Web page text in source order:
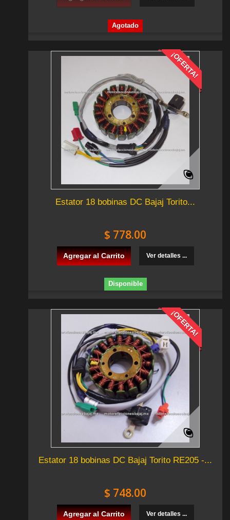
Agotado
¡OFERTA!
Estator 18 bobinas DC Bajaj Torito...
$ 778.00
Agregar al Carrito Ver detalles ...
Disponible
¡OFERTA!
Estator 18 bobinas DC Bajaj Torito RE205 -...
$ 748.00
Agregar al Carrito Ver detalles ...